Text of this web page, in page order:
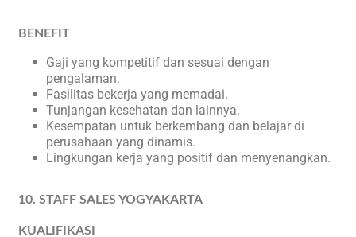
BENEFIT
Gaji yang kompetitif dan sesuai dengan
pengalaman.
Fasilitas bekerja yang memadai.
Tunjangan kesehatan dan lainnya.
Kesempatan untuk berkembang dan belajar di
perusahaan yang dinamis.
Lingkungan kerja yang positif dan menyenangkan.
10. STAFF SALES YOGYAKARTA
KUALIFIKASI